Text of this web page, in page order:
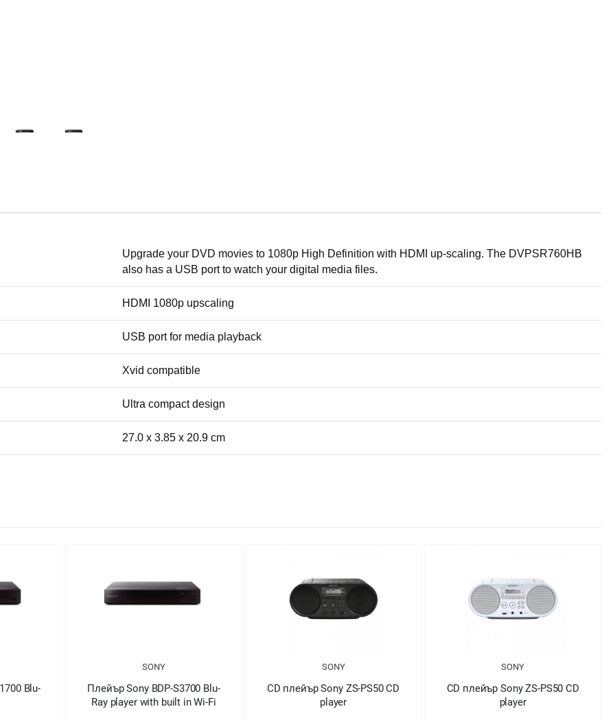
Upgrade your DVD movies to 1080p High Definition with HDMI up-scaling. The DVPSR760HB
also has a USB port to watch your digital media files.
HDMI 1080p upscaling
USB port for media playback
Xvid compatible
Ultra compact design
27.0 x 3.85 x 20.9 cm
Blu-
SONY
Плейър Sony BDP-S3700 Blu-
Ray player with built in Wi-Fi
SONY
CD плейър Sony ZS-PS50 CD
player
SONY
CD плейър Sony ZS-PS50 CD
player